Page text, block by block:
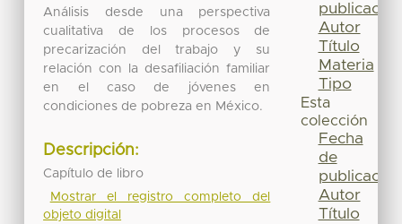
Análisis desde una perspectiva
cualitativa de los procesos de
precarización del trabajo y su
relación con la desafiliación familiar
en el caso de jóvenes en
condiciones de pobreza en México.
Descripción:
Capítulo de libro
Mostrar el registro completo del
objeto digital
publicación
Autor
Título
Materia
Tipo
Esta
colección
Fecha
de
publicación
Autor
Título